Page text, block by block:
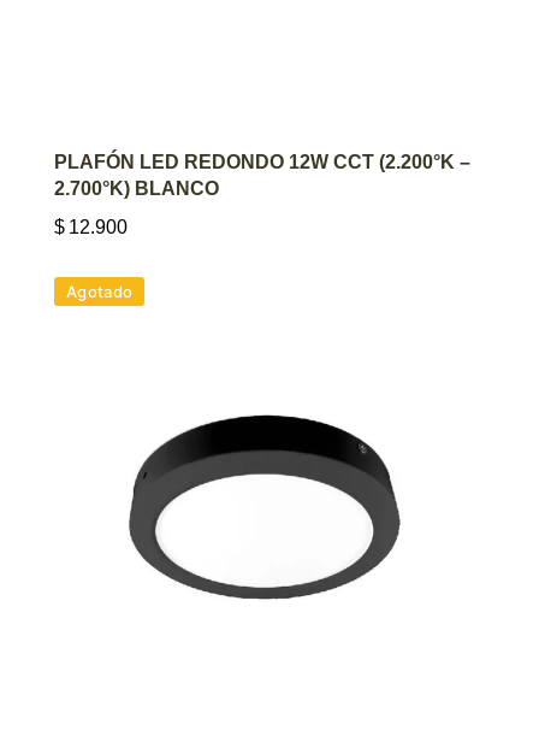
AGREGAR AL CARRITO
PLAFÓN LED REDONDO 12W CCT (2.200°K –
2.700°K) BLANCO
$ 12.900
Agotado